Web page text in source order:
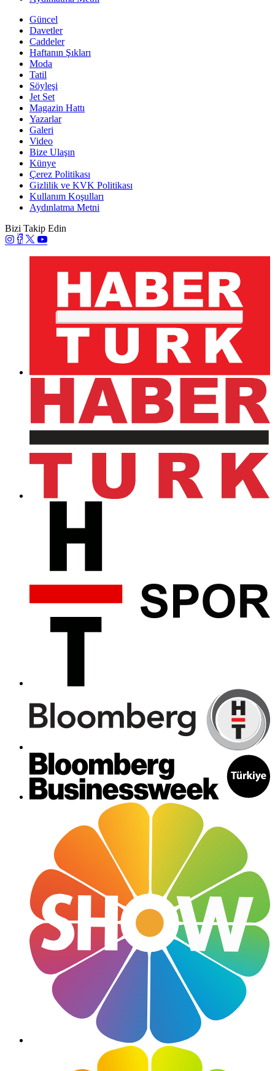
Güncel
Davetler
Caddeler
Haftanın Şıkları
Moda
Tatil
Söyleşi
Jet Set
Magazin Hattı
Yazarlar
Galeri
Video
Bize Ulaşın
Künye
Çerez Politikası
Gizlilik ve KVK Politikası
Kullanım Koşulları
Aydınlatma Metni
Bizi Takip Edin